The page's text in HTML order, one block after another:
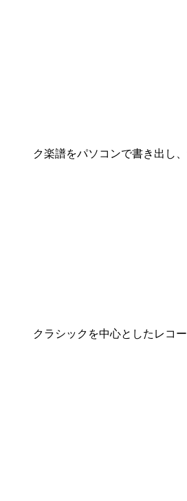
ク楽譜をパソコンで書き出し
クラシックを中心としたレコ